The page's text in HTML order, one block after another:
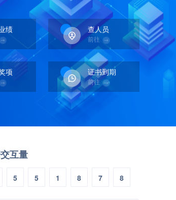
绩 查人员
前往
项 证书到期
前往
互量
5 5 1 8 7 8